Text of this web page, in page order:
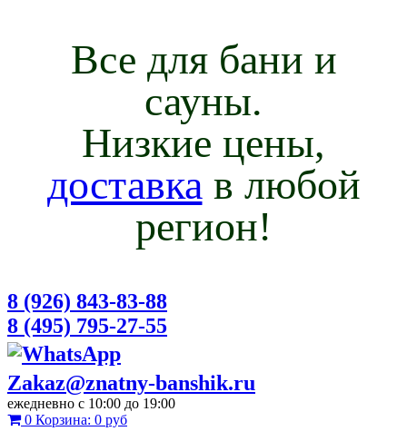
Все для бани и
сауны.
Низкие цены,
доставка в любой
регион!
8 (926) 843-83-88
8 (495) 795-27-55
Zakaz@znatny-banshik.ru
ежедневно с 10:00 до 19:00
0 Корзина: 0 руб